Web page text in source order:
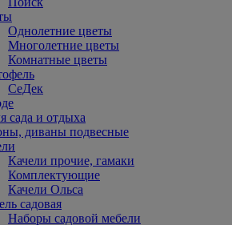
Однолетние цветы
Многолетние цветы
Комнатные цветы
СеДек
сада и отдыха
диваны подвесные
Качели прочие, гамаки
Комплектующие
Качели Ольса
садовая
Наборы садовой мебели